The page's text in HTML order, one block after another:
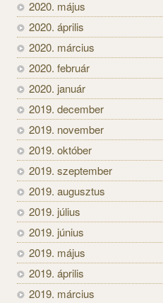
2020. május
2020. április
2020. március
2020. február
2020. január
2019. december
2019. november
2019. október
2019. szeptember
2019. augusztus
2019. július
2019. június
2019. május
2019. április
2019. március